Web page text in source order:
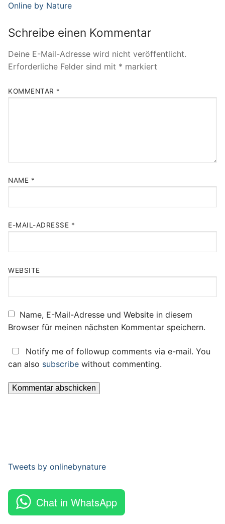
Online by Nature
Schreibe einen Kommentar
Deine E-Mail-Adresse wird nicht veröffentlicht.
Erforderliche Felder sind mit * markiert
KOMMENTAR *
NAME *
E-MAIL-ADRESSE *
WEBSITE
Name, E-Mail-Adresse und Website in diesem
Browser für meinen nächsten Kommentar speichern.
Notify me of followup comments via e-mail. You
can also subscribe without commenting.
Tweets by onlinebynature
Chat in WhatsApp